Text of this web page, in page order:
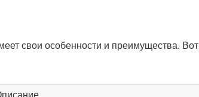
свои особенности и преимущества. Вот